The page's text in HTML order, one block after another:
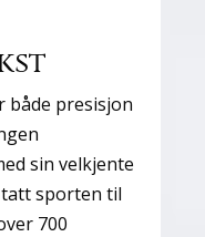
både presisjon
sin velkjente
sporten til
700